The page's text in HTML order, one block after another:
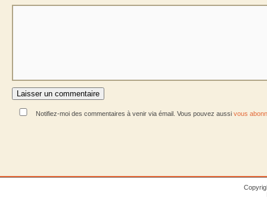
Notifiez-moi des commentaires à venir via émail. Vous pouvez aussi vous